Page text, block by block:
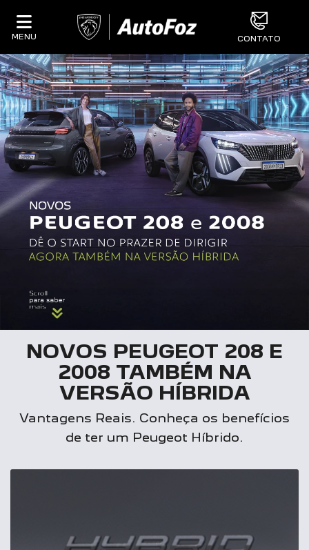
NOVOS PEUGEOT 208 E
2008 TAMBÉM NA
VERSÃO HÍBRIDA
Vantagens Reais. Conheça os benefícios
de ter um Peugeot Híbrido.
MENU CONTATO